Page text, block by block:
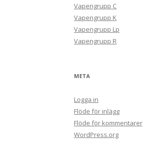
Vapengrupp C
Vapengrupp K
Vapengrupp Lp
Vapengrupp R
META
Logga in
Flöde för inlägg
Flöde för kommentarer
WordPress.org